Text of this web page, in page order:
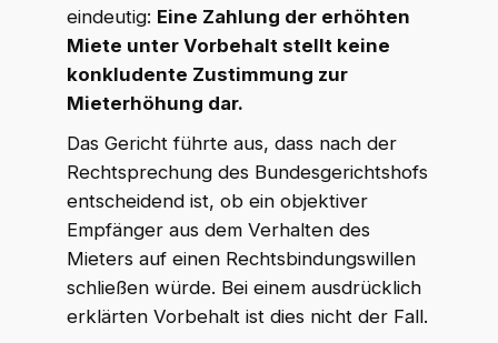
eindeutig: Eine Zahlung der erhöhten
Miete unter Vorbehalt stellt keine
konkludente Zustimmung zur
Mieterhöhung dar.
Das Gericht führte aus, dass nach der
Rechtsprechung des Bundesgerichtshofs
entscheidend ist, ob ein objektiver
Empfänger aus dem Verhalten des
Mieters auf einen Rechtsbindungswillen
schließen würde. Bei einem ausdrücklich
erklärten Vorbehalt ist dies nicht der Fall.